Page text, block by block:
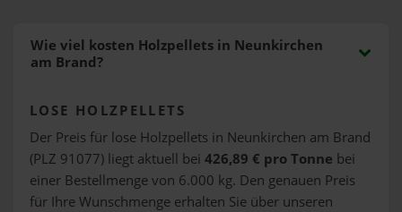
Wie viel kosten Holzpellets in Neunkirchen
am Brand?
LOSE HOLZPELLETS
Der Preis für lose Holzpellets in Neunkirchen am Brand
(PLZ 91077) liegt aktuell bei 426,89 € pro Tonne bei
einer Bestellmenge von 6.000 kg. Den genauen Preis
für Ihre Wunschmenge erhalten Sie über unseren